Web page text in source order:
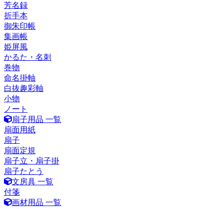
芳名録
折手本
御朱印帳
集画帳
姫屏風
かるた・名刺
巻物
命名掛軸
白抜趣彩軸
小物
ノート
扇子用品 一覧
扇面用紙
扇子
扇面定規
扇子立・扇子掛
扇子たとう
文房具 一覧
付箋
画材用品 一覧